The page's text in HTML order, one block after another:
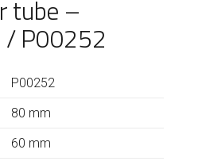
tube –
P00252
P00252
80 mm
60 mm